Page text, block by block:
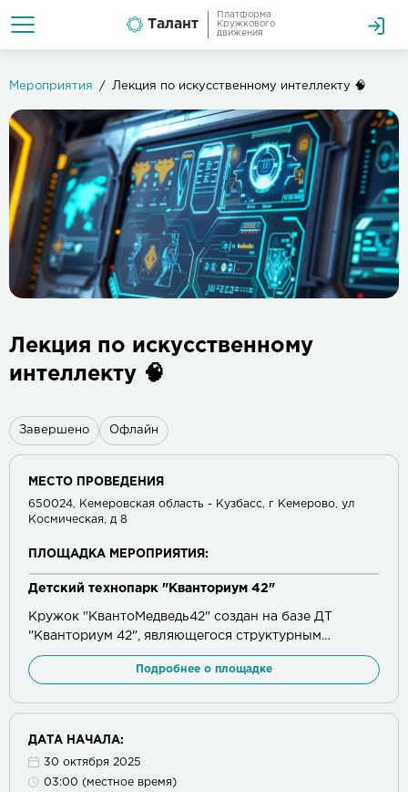
Талант
Платформа
Кружкового
движения
Мероприятия Лекция по искусственному интеллекту 🧠
Лекция по искусственному
интеллекту 🧠
Завершено Офлайн
МЕСТО ПРОВЕДЕНИЯ
650024, Кемеровская область - Кузбасс, г Кемерово, ул
Космическая, д 8
ПЛОЩАДКА МЕРОПРИЯТИЯ:
Детский технопарк "Кванториум 42"
Кружок "КвантоМедведь42" создан на базе ДТ
"Кванториум 42", являющегося структурным
подразделением ГАПОУ КУзТАГиС. Располагается в
типовом учебном корпусе техникума.
Подробнее о площадке
ДАТА НАЧАЛА:
30 октября 2025
03:00 (местное время)